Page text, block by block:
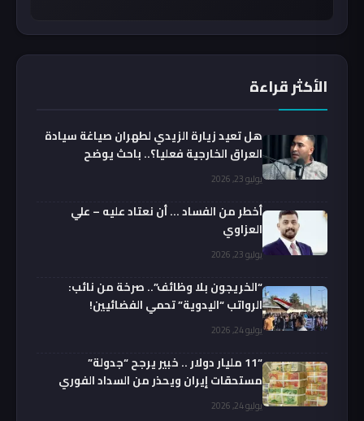
الأكثر قراءة
هل تعيد زيارة الزيدي لطهران صياغة سيادة
العراق الخارجية فعليا؟.. باحث يوضح
يوليو 23, 2026
أخطر من الفساد … أن نعتاد عليه – علي
العزاوي
يوليو 23, 2026
“الخريجون بلا وظائف”.. صرخة من نائب:
الرواتب “اليدوية” تحمي الفضائيين!
يوليو 24, 2026
“11 مليار دولار .. خبير يرجح “جدولة”
مستحقات إيران ويحذر من السداد الفوري
يوليو 24, 2026